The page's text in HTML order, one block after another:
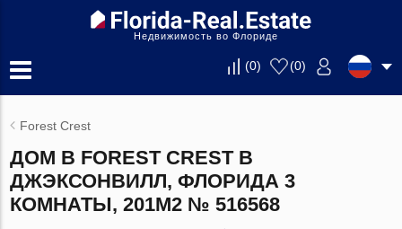
Недвижимость во Флориде
(0) (0)
Forest Crest
ДОМ В FOREST CREST В
ДЖЭКСОНВИЛЛ, ФЛОРИДА 3
КОМНАТЫ, 201М2 № 516568